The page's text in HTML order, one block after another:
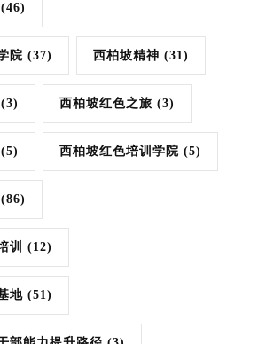
(46)
院 (37) 西柏坡精神 (31)
(3) 西柏坡红色之旅 (3)
(5) 西柏坡红色培训学院 (5)
(86)
训 (12)
地 (51)